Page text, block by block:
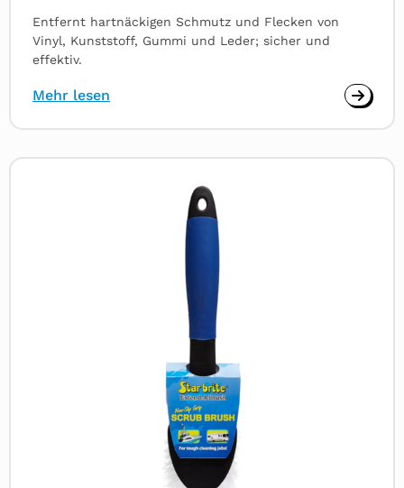
Entfernt hartnäckigen Schmutz und Flecken von
Vinyl, Kunststoff, Gummi und Leder; sicher und
effektiv.
Mehr lesen
Read